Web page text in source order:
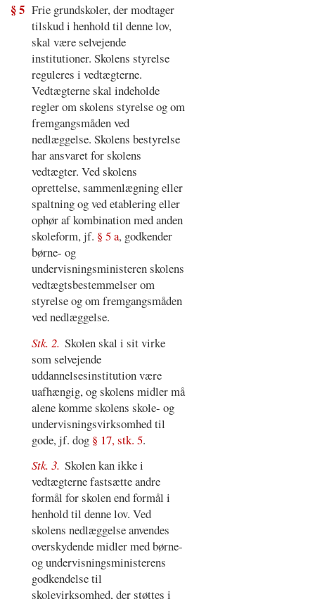
§ 5 Frie grundskoler, der modtager
tilskud i henhold til denne lov,
skal være selvejende
institutioner. Skolens styrelse
reguleres i vedtægterne.
Vedtægterne skal indeholde
regler om skolens styrelse og om
fremgangsmåden ved
nedlæggelse. Skolens bestyrelse
har ansvaret for skolens
vedtægter. Ved skolens
oprettelse, sammenlægning eller
spaltning og ved etablering eller
ophør af kombination med anden
skoleform, jf. § 5 a, godkender
børne- og
undervisningsministeren skolens
vedtægtsbestemmelser om
styrelse og om fremgangsmåden
ved nedlæggelse.
Stk. 2. Skolen skal i sit virke
som selvejende
uddannelsesinstitution være
uafhængig, og skolens midler må
alene komme skolens skole- og
undervisningsvirksomhed til
gode, jf. dog § 17, stk. 5.
Stk. 3. Skolen kan ikke i
vedtægterne fastsætte andre
formål for skolen end formål i
henhold til denne lov. Ved
skolens nedlæggelse anvendes
overskydende midler med børne-
og undervisningsministerens
godkendelse til
skolevirksomhed, der støttes i